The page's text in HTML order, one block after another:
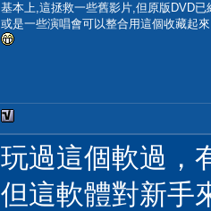
基本上,這拯救一些舊影片,但原版DVD
或是一些演唱會可以整合用這個收藏起
玩過這個軟過，
但這軟體對新手